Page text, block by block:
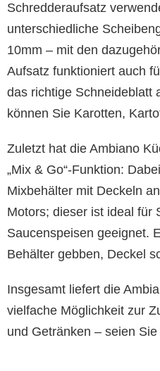
Schredderaufsatz
unterschiedliche
10mm – mit den
Aufsatz funktioniert auch
das richtige Schneideblatt
können Sie Karotten,
Zuletzt hat die Ambiano
„Mix & Go“-Funktion:
Mixbehälter mit Deckeln
Motors; dieser ist ideal für
Saucenspeisen geeignet.
Behälter gebben, Deckel
Insgesamt liefert die
vielfache Möglichkeit zur
und Getränken – seien